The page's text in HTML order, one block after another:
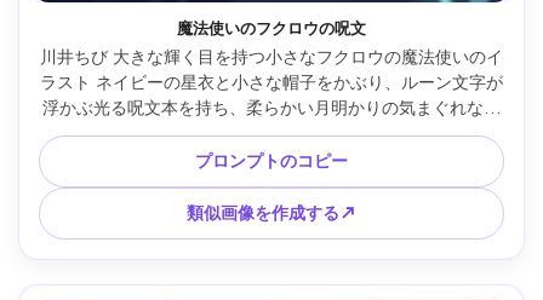
魔法使いのフクロウの呪文
川井ちび 大きな輝く目を持つ小さなフクロウの魔法使いのイ
ラスト ネイビーの星衣と小さな帽子をかぶり、ルーン文字が
浮かぶ光る呪文本を持ち、柔らかい月明かりの気まぐれな夜
の背景、太くてきれいな輪郭、滑らかな陰影、魔法の粒子、
かわいいファンタジーマスコットスタイル、プロのキャラク
ターシート品質、85mmレンズ、浅い被写界深度 --ar 4:5
プロンプトのコピー
類似画像を作成する↗